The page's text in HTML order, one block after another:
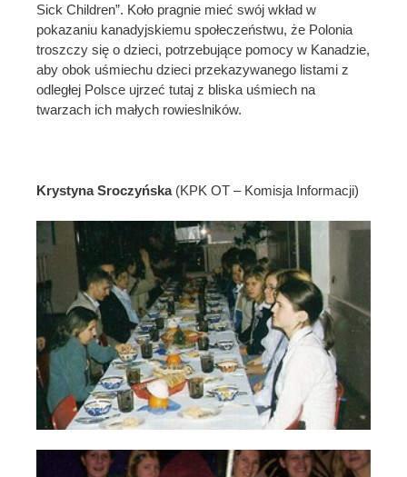
Sick Children”. Koło pragnie mieć swój wkład w
pokazaniu kanadyjskiemu społeczeństwu, że Polonia
troszczy się o dzieci, potrzebujące pomocy w Kanadzie,
aby obok uśmiechu dzieci przekazywanego listami z
odległej Polsce ujrzeć tutaj z bliska uśmiech na
twarzach ich małych rowieslników.
Krystyna Sroczyńska(KPK OT – Komisja Informacji)